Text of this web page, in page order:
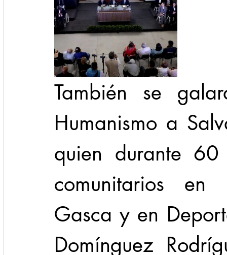
También se
Humanismo a
quien durante
comunitarios en
Gasca y en
Domínguez